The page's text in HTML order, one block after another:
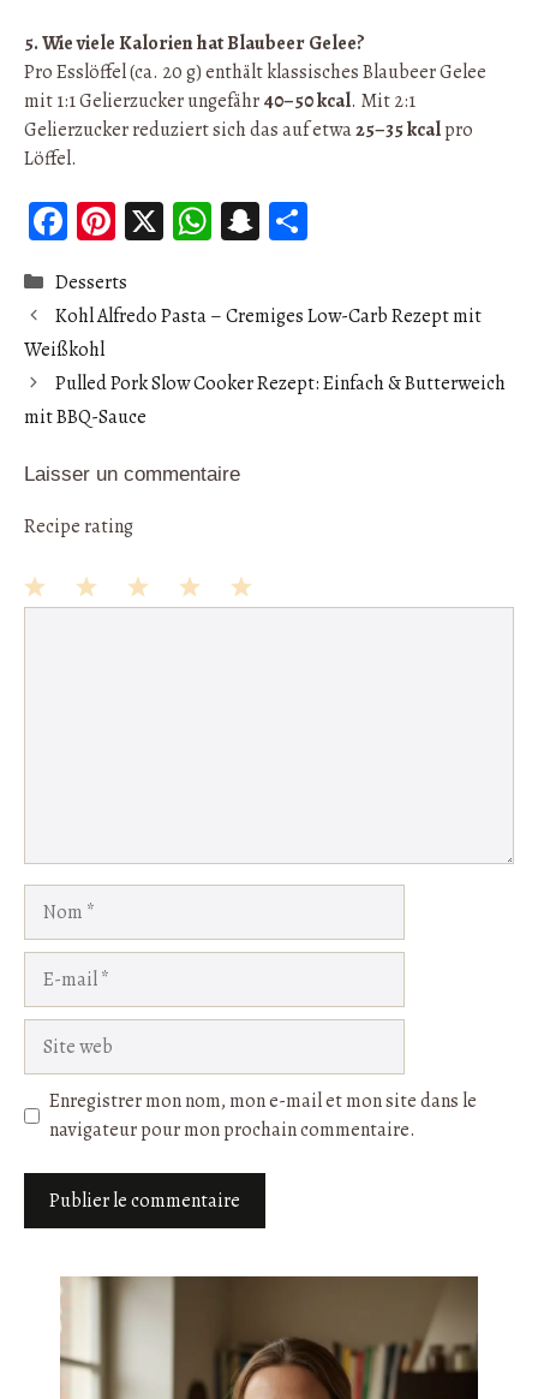
5. Wie viele Kalorien hat Blaubeer Gelee?
Pro Esslöffel (ca. 20 g) enthält klassisches Blaubeer Gelee
mit 1:1 Gelierzucker ungefähr40–50 kcal. Mit 2:1
Gelierzucker reduziert sich das auf etwa25–35 kcalpro
Löffel.
Fa
b
oo
k
Pi
er
es
t
X W
ts
A
p
S
ap
ch
at
ag
er
Catégories
Desserts
Kohl Alfredo Pasta – Cremiges Low-Carb Rezept mit
Weißkohl
Pulled Pork Slow Cooker Rezept: Einfach & Butterweich
mit BBQ-Sauce
Laisser un commentaire
Recipe rating
mail
web
Enregistrer mon nom, mon e-mail et mon site dans le
navigateur pour mon prochain commentaire.